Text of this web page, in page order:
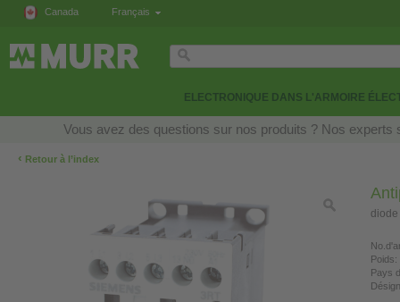
Canada Français
ELECTRONIQUE DANS L'ARMOIRE
Vous avez des questions sur nos produits ? Nos
‹ Retour à l’index
Poids:
Pays